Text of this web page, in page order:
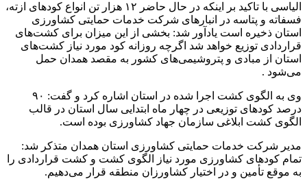
الیاسی با تاکید بر اینکه در حال حاضر ۱۲ هزار تن انواع کودهای ازته،
فسفاته و پتاسه در انبارهای شرکت خدمات حمایتی کشاورزی
استان ذخیره است یادآور شد: بخشی از این میزان برای کشت‌های
قراردادی توزیع خواهد شد اگرچه روزانه کود مورد نیاز کشت‌های
استان از مبادی و پتروشیمی‌های کشور به مقصد همدان حمل
می‌شود .
وی به الگوی کشت اجرا شده در استان اشاره کرد و گفت: ۹۰
درصد کودهای توزیعی در چهار ماه ابتدایی سال استان در قالب
الگوی کشت ابلاغی سازمان جهاد کشاورزی بوده است.
مدیر شرکت خدمات حمایتی کشاورزی استان همدان متذکر شد:
تمام کودهای کشاورزی مورد نیاز الگوی کشت و کشت قراردادی را
به موقع تأمین و در اختیار کشاورزان منطقه قرار می‌دهیم.